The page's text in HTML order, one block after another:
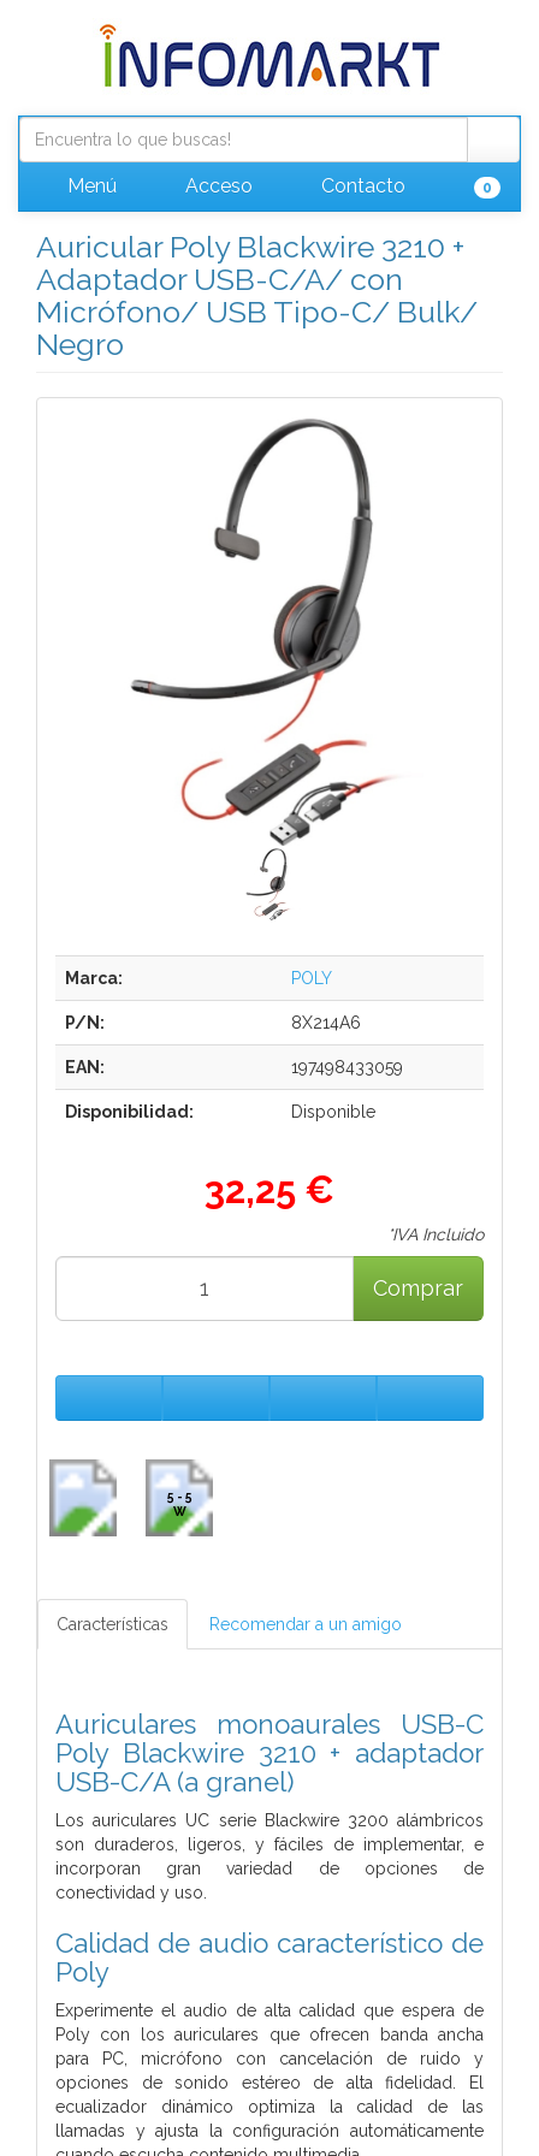
Menú Acceso Contacto 0
Auricular Poly Blackwire 3210 +
Adaptador USB-C/A/ con
Micrófono/ USB Tipo-C/ Bulk/
Negro
Marca: POLY
P/N: 8X214A6
EAN: 197498433059
Disponibilidad: Disponible
32,25 €
*IVA Incluido
Comprar
5 - 5
W
Características Recomendar a un amigo
Auriculares monoaurales USB-C
Poly Blackwire 3210 + adaptador
USB-C/A (a granel)
Los auriculares UC serie Blackwire 3200 alámbricos
son duraderos, ligeros, y fáciles de implementar, e
incorporan gran variedad de opciones de
conectividad y uso.
Calidad de audio característico de
Poly
Experimente el audio de alta calidad que espera de
Poly con los auriculares que ofrecen banda ancha
para PC, micrófono con cancelación de ruido y
opciones de sonido estéreo de alta fidelidad. El
ecualizador dinámico optimiza la calidad de las
llamadas y ajusta la configuración automáticamente